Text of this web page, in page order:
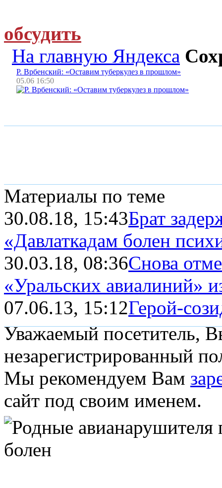
обсудить
На главную Яндекса
Р. Врбенский: «Оставим туберкулез в прошлом»
05.06 16:50
Материалы по теме
30.08.18, 15:43Брат
«Давлаткадам болен
30.03.18, 08:36Снова
«Уральских авиалиний»
07.06.13, 15:12Герой-
Уважаемый посетитель,
незарегистрированный
Мы рекомендуем Вам
сайт под своим именем.